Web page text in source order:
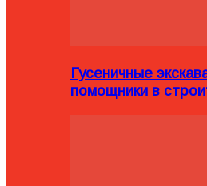
Гусеничные
помощники в